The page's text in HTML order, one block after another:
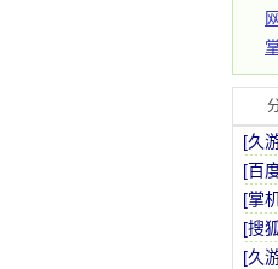
[久
[百
[掌
[搜
[久